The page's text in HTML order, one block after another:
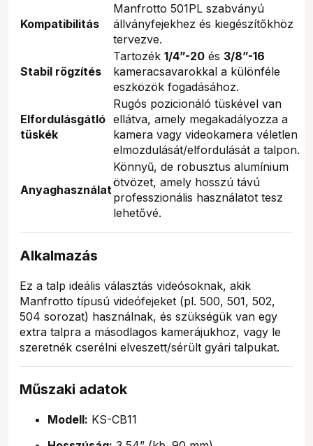
Kompatibilitás
Manfrotto 501PL szabványú
állványfejekhez és kiegészítőkhöz
tervezve.
Stabil rögzítés
Tartozék 1/4”-20 és 3/8”-16
kameracsavarokkal a különféle
eszközök fogadásához.
Elfordulásgátló
tüskék
Rugós pozicionáló tüskével van
ellátva, amely megakadályozza a
kamera vagy videokamera véletlen
elmozdulását/elfordulását a talpon.
Anyaghasználat
Könnyű, de robusztus alumínium
ötvözet, amely hosszú távú
professzionális használatot tesz
lehetővé.
Alkalmazás
Ez a talp ideális választás videósoknak, akik
Manfrotto típusú videófejeket (pl. 500, 501, 502,
504 sorozat) használnak, és szükségük van egy
extra talpra a másodlagos kamerájukhoz, vagy le
szeretnék cserélni elveszett/sérült gyári talpukat.
Műszaki adatok
Modell: KS-CB11